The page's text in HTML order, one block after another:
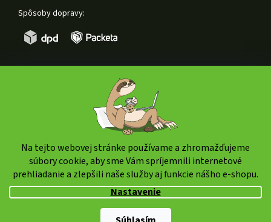
Na tejto webovej stránke používame a zhromažďujeme
súbory cookie, aby sme Vám spríjemnili internetové
prehliadanie a zlepšili naše služby aj funkcie nášho e-shopu.
Nastavenie
Spôsoby dopravy:
Copyright 2026weedshop.sk. Všetky práva vyhradené.
Upraviť nastavenie cookies